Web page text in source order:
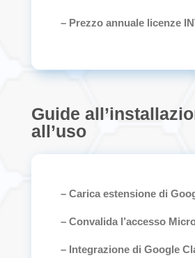
– Prezzo annuale licenze
Guide
all’uso
– Carica estensione di
– Convalida l’accesso
– Integrazione di Google